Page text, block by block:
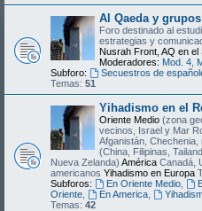
Al Qaeda y
Foro destinado al
estrategias y
Nusrah Front, AQ en el
Moderadores: Mod. 4
Subforo:
Secuestros de
Temas: 51
Yihadismo en el
Oriente Medio (zona
vecinos, Israel y Mar
Afganistán,
(China, Filipinas,
Nueva Zelanda) América Canadá,
americanos Yihadismo en Europa
Subforos:
En Oriente Medio,
Oriente
En America,
Temas: 42